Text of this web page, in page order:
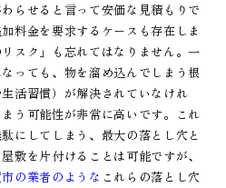
らせると言って安価な見積もりで
料金を要求するケースも存在しま
スク」も忘れてはなりません。一
っても、物を溜め込んでしまう根
活習慣）が解決されていなけれ
う可能性が非常に高いです。これ
にしてしまう、最大の落とし穴と
敷を片付けることは可能ですが、
の業者のような これらの落とし穴